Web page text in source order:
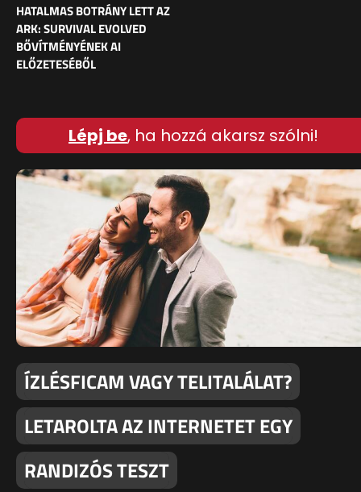
HATALMAS BOTRÁNY LETT AZ
ARK: SURVIVAL EVOLVED
BŐVÍTMÉNYÉNEK AI
ELŐZETESÉBŐL
Lépj be, ha hozzá akarsz szólni!
ÍZLÉSFICAM VAGY TELITALÁLAT?
LETAROLTA AZ INTERNETET EGY
RANDIZÓS TESZT